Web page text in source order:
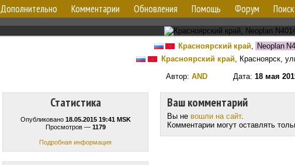
Дополнительно Комментарии Обновления Помощь Форум Поиск
Красноярский край, Neoplan
Красноярский край, Красноярск,
Автор: AND Дата: 18 мая
Статистика
Опубликовано 18.05.2015 19:41 MSK
Просмотров — 1179
Подробная информация
Ваш комментарий
Вы не вошли на сайт.
Комментарии могут оставлять